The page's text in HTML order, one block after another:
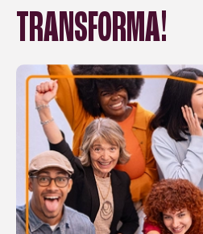
TRANSFORMA!